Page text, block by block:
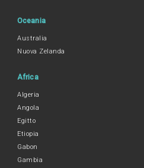
Oceania
Australia
Nuova Zelanda
Africa
Algeria
Angola
Egitto
Etiopia
Gabon
Gambia